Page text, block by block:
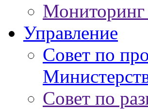
Мониторинг
Управление
Совет по
Совет по